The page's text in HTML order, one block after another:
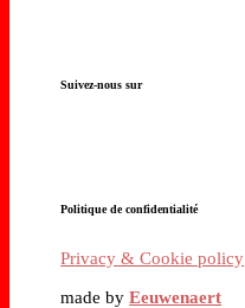
Suivez-nous sur
Politique de confidentialité
Privacy & Cookie policy
made byEeuwenaert